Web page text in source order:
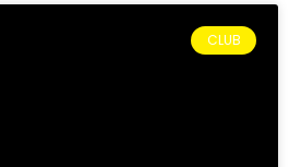
CLUB